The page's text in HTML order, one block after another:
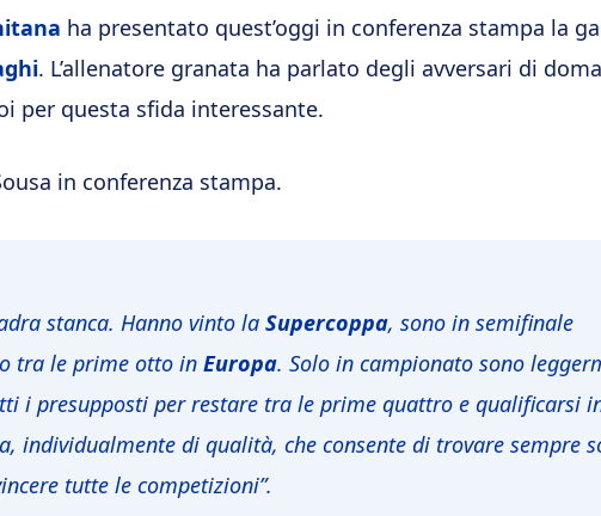
ha presentato quest’oggi in conferenza stampa la
. L’allenatore granata ha parlato degli avversari di
per questa sfida interessante.
in conferenza stampa.
stanca. Hanno vinto la Supercoppa, sono in semifinale
tra le prime otto in Europa. Solo in campionato sono
i presupposti per restare tra le prime quattro e qualificarsi
individualmente di qualità, che consente di trovare sempre
tutte le competizioni”.